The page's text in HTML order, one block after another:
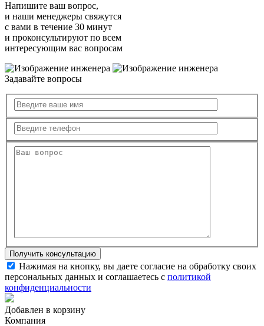
Напишите ваш вопрос,
и наши менеджеры свяжутся
с вами в течение 30 минут
и проконсультируют по всем
интересующим вас вопросам
Задавайте вопросы
Нажимая на кнопку, вы даете согласие на обработку своих
персональных данных и соглашаетесь с политикой
конфиденциальности
Добавлен в корзину
Компания